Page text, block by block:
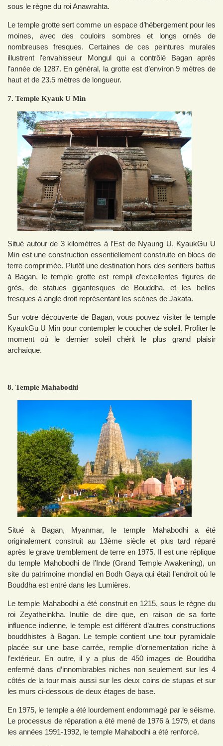
sous le règne du roi Anawrahta.
Le temple grotte sert comme un espace d’hébergement pour les
moines, avec des couloirs sombres et longs ornés de
nombreuses fresques. Certaines de ces peintures murales
illustrent l’envahisseur Mongul qui a contrôlé Bagan après
l’année de 1287. En général, la grotte est d’environ 9 mètres de
haut et de 23.5 mètres de longueur.
7. Temple Kyauk U Min
Situé autour de 3 kilomètres à l’Est de Nyaung U, KyaukGu U
Min est une construction essentiellement construite en blocs de
terre comprimée. Plutôt une destination hors des sentiers battus
à Bagan, le temple grotte est rempli d’excellentes figures de
grès, de statues gigantesques de Bouddha, et les belles
fresques à angle droit représentant les scènes de Jakata.
Sur votre découverte de Bagan, vous pouvez visiter le temple
KyaukGu U Min pour contempler le coucher de soleil. Profiter le
moment où le dernier soleil chérit le plus grand plaisir
archaïque.
8. Temple Mahabodhi
Situé à Bagan, Myanmar, le temple Mahabodhi a été
originalement construit au 13ème siècle et plus tard réparé
après le grave tremblement de terre en 1975. Il est une réplique
du temple Mahobodhi de l’Inde (Grand Temple Awakening), un
site du patrimoine mondial en Bodh Gaya qui était l’endroit où le
Bouddha est entré dans les Lumières.
Le temple Mahabodhi a été construit en 1215, sous le règne du
roi Zeyatheinkha. Inutile de dire que, en raison de sa forte
influence indienne, le temple est différent d’autres constructions
bouddhistes à Bagan. Le temple contient une tour pyramidale
placée sur une base carrée, remplie d’ornementation riche à
l’extérieur. En outre, il y a plus de 450 images de Bouddha
enfermé dans d’innombrables niches non seulement sur les 4
côtés de la tour mais aussi sur les deux coins de stupas et sur
les murs ci-dessous de deux étages de base.
En 1975, le temple a été lourdement endommagé par le séisme.
Le processus de réparation a été mené de 1976 à 1979, et dans
les années 1991-1992, le temple Mahabodhi a été renforcé.